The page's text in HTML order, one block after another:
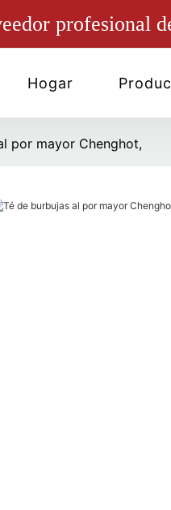
profesional
Hogar
por mayor Chenghot,